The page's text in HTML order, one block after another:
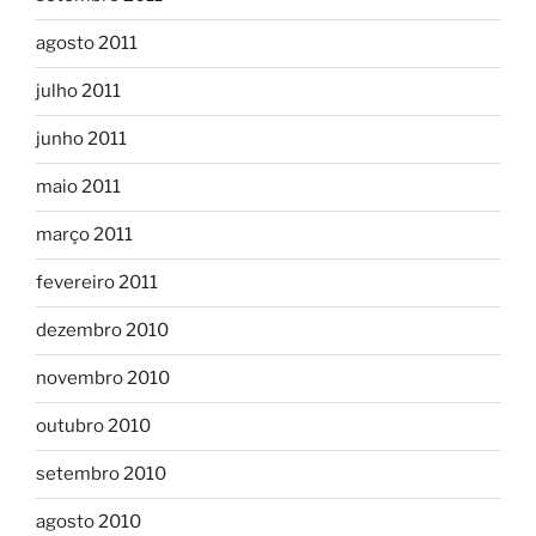
agosto 2011
julho 2011
junho 2011
maio 2011
março 2011
fevereiro 2011
dezembro 2010
novembro 2010
outubro 2010
setembro 2010
agosto 2010